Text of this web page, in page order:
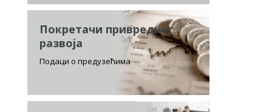
Покретачи привредног
развоја
Подаци о предузећима